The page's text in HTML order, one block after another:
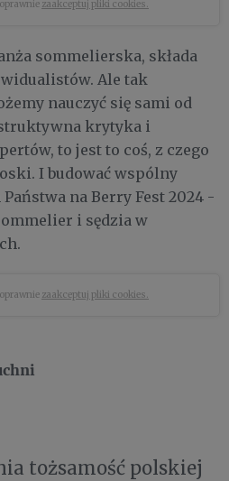
zaakceptuj pliki cookies.
sommelierska, składa
Ale tak
nauczyć się sami od
krytyka i
to jest to coś, z czego
I budować wspólny
na Berry Fest 2024 -
i sędzia w
zaakceptuj pliki cookies.
tożsamość polskiej